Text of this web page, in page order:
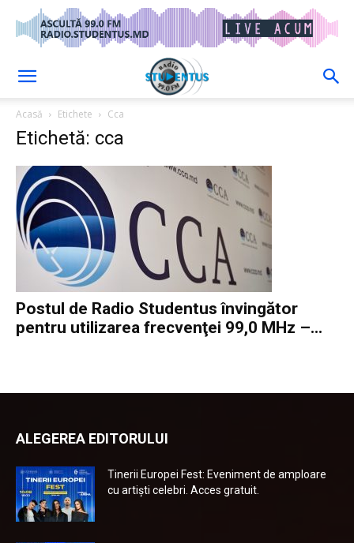
Acasă Etichete Cca
Etichetă: cca
Postul de Radio Studentus învingător
pentru utilizarea frecvenţei 99,0 MHz –...
ALEGEREA EDITORULUI
Tinerii Europei Fest: Eveniment de amploare
cu artiști celebri. Acces gratuit.